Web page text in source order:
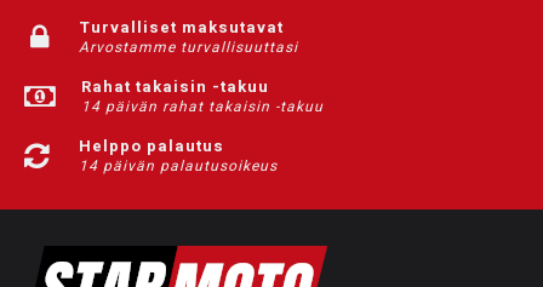
Turvalliset maksutavat
Arvostamme turvallisuuttasi
Rahat takaisin -takuu
14 päivän rahat takaisin -takuu
Helppo palautus
14 päivän palautusoikeus